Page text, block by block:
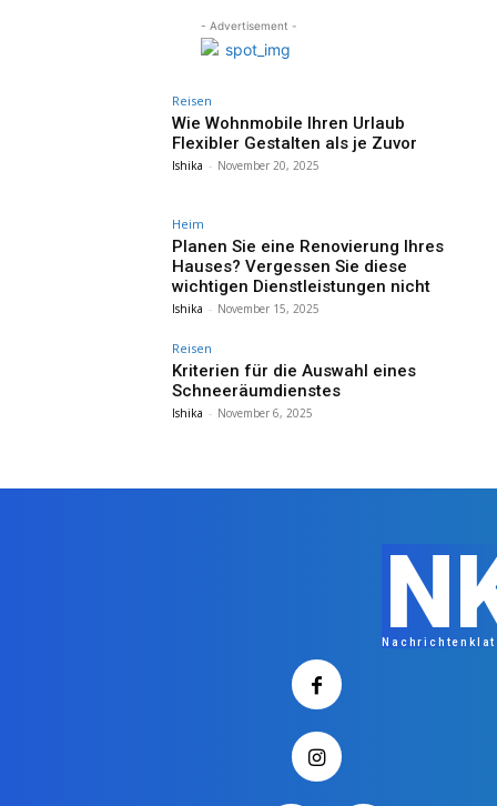
- Advertisement -
Reisen
Wie Wohnmobile Ihren Urlaub
Flexibler Gestalten als je Zuvor
Ishika - November 20, 2025
Heim
Planen Sie eine Renovierung Ihres
Hauses? Vergessen Sie diese
wichtigen Dienstleistungen nicht
Ishika - November 15, 2025
Reisen
Kriterien für die Auswahl eines
Schneeräumdienstes
Ishika - November 6, 2025